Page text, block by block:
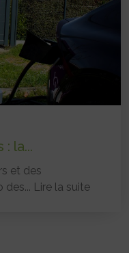
: la...
et des
des... Lire la suite